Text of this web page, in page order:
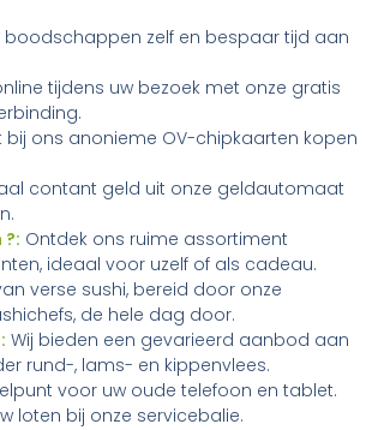
boodschappen zelf en bespaar tijd aan
tijdens uw bezoek met onze gratis
bij ons anonieme OV-chipkaarten kopen
contant geld uit onze geldautomaat
Ontdek ons ruime assortiment
ideaal voor uzelf of als cadeau.
verse sushi, bereid door onze
de hele dag door.
Wij bieden een gevarieerd aanbod aan
rund-, lams- en kippenvlees.
voor uw oude telefoon en tablet.
loten bij onze servicebalie.